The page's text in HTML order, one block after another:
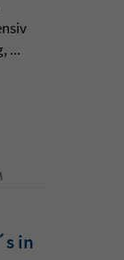
...
in